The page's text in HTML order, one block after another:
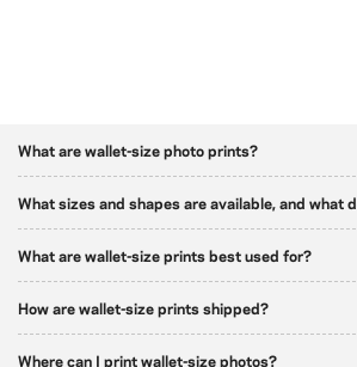
What are wallet-size photo prints?
What sizes and shapes are available, and what
What are wallet-size prints best used for?
How are wallet-size prints shipped?
Where can I print wallet-size photos?